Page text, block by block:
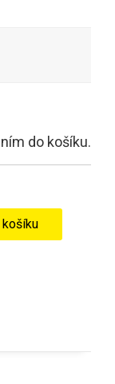
do košíku.